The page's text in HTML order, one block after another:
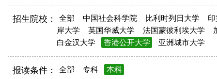
招生院校： 全部 中国社会科学院 比利时列日大学
岸大学
英国华威大学 法国蒙彼利埃大学
白金汉大学
香港公开大学 亚洲城市大学
报读条件： 全部 专科 本科